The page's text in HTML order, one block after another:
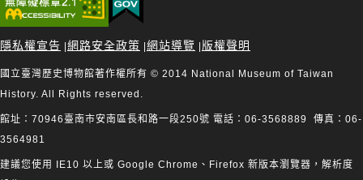
隱私權宣告 網路安全政策 網站導覽 版權聲明
國立臺灣歷史博物館著作權所有 © 2014 National Museum of Taiwan
History. All Rights reserved.
館址：70946臺南市安南區長和路一段250號 電話：06-3568889 傳真：06-
3564981
建議您使用 IE10 以上或 Google Chrome、Firefox 新版本瀏覽器，解析度